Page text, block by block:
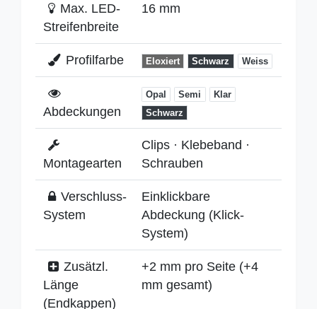
Max. LED-
Streifenbreite
16 mm
Profilfarbe Eloxiert Schwarz Weiss
Abdeckungen
Opal Semi
Klar
Schwarz
Montagearten
Clips · Klebeband ·
Schrauben
Verschluss-
System
Einklickbare
Abdeckung (Klick-
System)
Zusätzl.
Länge
(Endkappen)
+2 mm pro Seite (+4
mm gesamt)